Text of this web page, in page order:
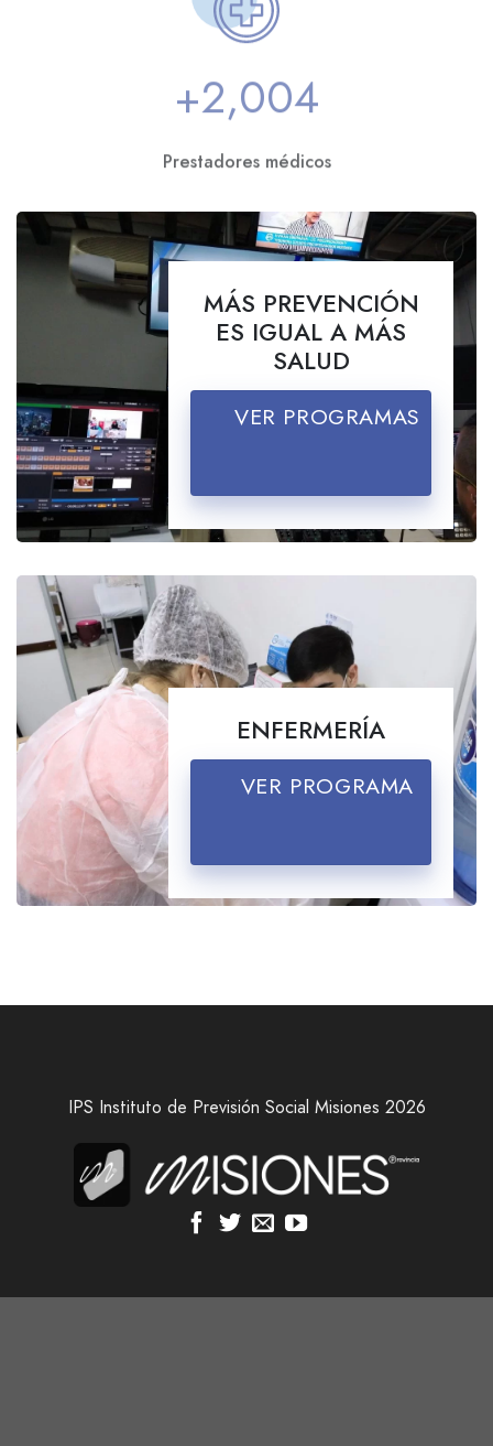
2,494
MÁS PREVENCIÓN
ES IGUAL A MÁS
SALUD
VER PROGRAMAS
ENFERMERÍA
VER PROGRAMA
IPS Instituto de Previsión Social Misiones 2026